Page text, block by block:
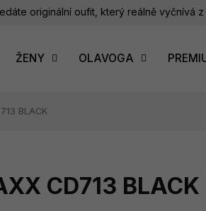
originální oufit, který reálně vyčnívá z
ŽENY OLAVOGA
BLACK
CD713 BLACK